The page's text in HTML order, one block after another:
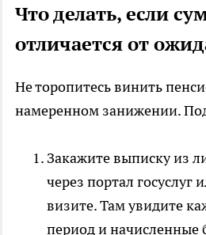
Что делать, если
отличается от
Не торопитесь винить
намеренном занижении.
Закажите выписку из
через портал госуслуг
визите. Там увидите
период и начисленные